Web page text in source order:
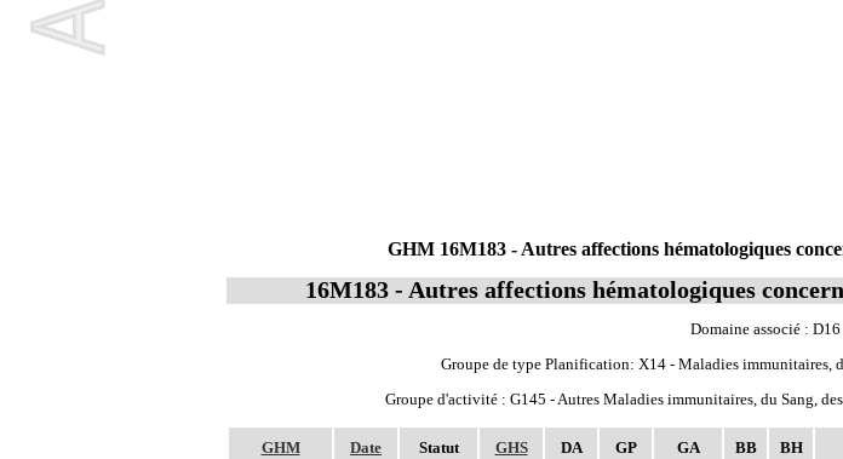
GHM Date Statut GHS DA GP GA BB BH
GHM 16M183 - Autres affections hématologiques
16M183 - Autres affections hématologiques
Domaine associé :
Groupe de type Planification: X14 - Maladies immunitaires,
Groupe d'activité : G145 - Autres Maladies immunitaires, du Sang,